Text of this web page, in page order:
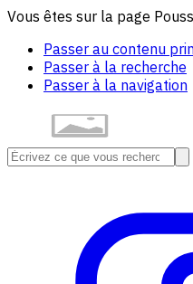
Vous êtes sur la page
Passer au contenu
Passer à la recherche
Passer à la navigation